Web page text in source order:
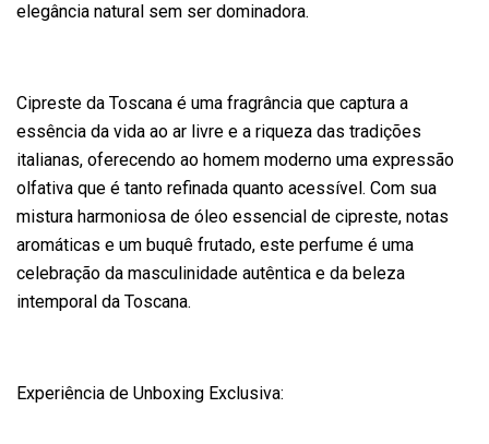
elegância natural sem ser dominadora.
Cipreste da Toscana é uma fragrância que captura a
essência da vida ao ar livre e a riqueza das tradições
italianas, oferecendo ao homem moderno uma expressão
olfativa que é tanto refinada quanto acessível. Com sua
mistura harmoniosa de óleo essencial de cipreste, notas
aromáticas e um buquê frutado, este perfume é uma
celebração da masculinidade autêntica e da beleza
intemporal da Toscana.
Experiência de Unboxing Exclusiva: